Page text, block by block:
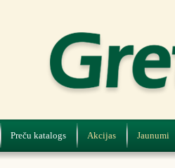
Preču katalogs Akcijas Jaunumi